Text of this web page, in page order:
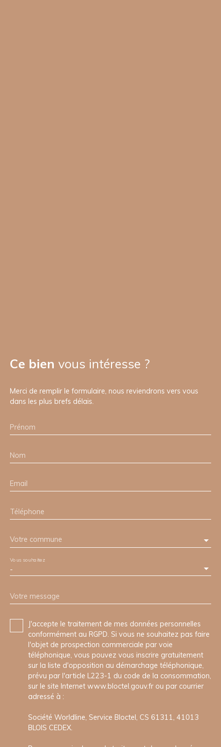
Ce bien vous intéresse ?
Merci de remplir le formulaire, nous reviendrons vers vous
dans les plus brefs délais.
Prénom
Nom
Email
Téléphone
Votre commune
-
Vous souhaitez
Votre message
J'accepte le traitement de mes données personnelles
conformément au RGPD. Si vous ne souhaitez pas faire
l'objet de prospection commerciale par voie
téléphonique, vous pouvez vous inscrire gratuitement
sur la liste d'opposition au démarchage téléphonique,
prévu par l'article L223-1 du code de la consommation,
sur le site Internet www.bloctel.gouv.fr ou par courrier
adressé à :
Société Worldline, Service Bloctel, CS 61311, 41013
BLOIS CEDEX.